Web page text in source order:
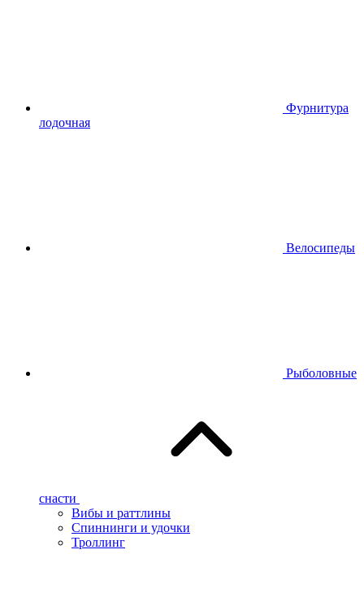
Фурнитура
лодочная
Велосипеды
Рыболовные
снасти
Вибы и раттлины
Спиннинги и удочки
Троллинг